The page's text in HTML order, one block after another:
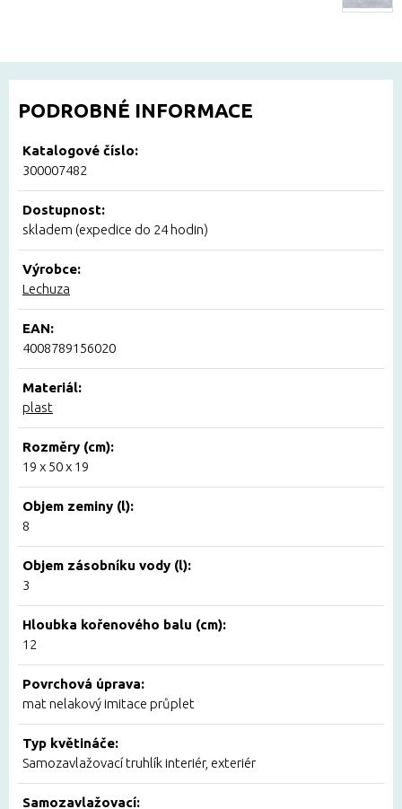
PODROBNÉ INFORMACE
Katalogové číslo:
300007482
Dostupnost:
skladem (expedice do 24 hodin)
Výrobce:
Lechuza
EAN:
4008789156020
Materiál:
plast
Rozměry (cm):
19 x 50 x 19
Objem zeminy (l):
8
Objem zásobníku vody (l):
3
Hloubka kořenového balu (cm):
12
Povrchová úprava:
mat nelakový imitace průplet
Typ květináče:
Samozavlažovací truhlík interiér, exteriér
Samozavlažovací: